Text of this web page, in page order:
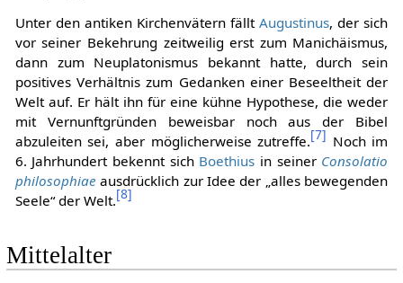
Unter den antiken Kirchenvätern fälltAugustinus, der sich
vor seiner Bekehrung zeitweilig erst zum Manichäismus,
dann zum Neuplatonismus bekannt hatte, durch sein
positives Verhältnis zum Gedanken einer Beseeltheit der
Welt auf. Er hält ihn für eine kühne Hypothese, die weder
mit Vernunftgründen beweisbar noch aus der Bibel
abzuleiten sei, aber möglicherweise zutreffe.[7] Noch im
6. Jahrhundert bekennt sich Boethius in seiner Consolatio
philosophiae ausdrücklich zur Idee der „alles bewegenden
Seele“ der Welt.[8]
Mittelalter